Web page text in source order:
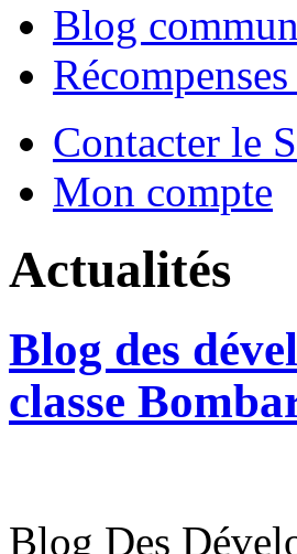
Blog
Contacter le
Mon compte
Actualités
Blog des
classe
Blog Des